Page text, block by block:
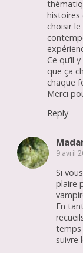
histoires
choisir le
Ce qu’il
que ça
chaque
Merci
Reply
9 avril
Si
plaire
En
temps
suivre